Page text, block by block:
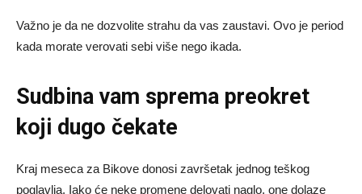
Važno je da ne dozvolite strahu da vas zaustavi. Ovo je period
kada morate verovati sebi više nego ikada.
Sudbina vam sprema preokret
koji dugo čekate
Kraj meseca za Bikove donosi završetak jednog teškog
poglavlja. Iako će neke promene delovati naglo, one dolaze